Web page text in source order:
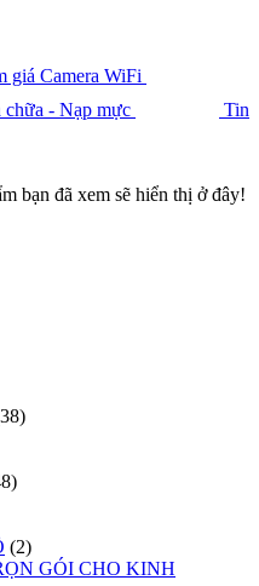
giá Camera WiFi
chữa - Nạp mực
Tin
bạn đã xem sẽ hiển thị ở đây!
(2)
GÓI CHO KINH